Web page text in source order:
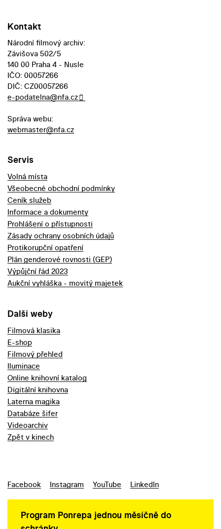
Kontakt
Národní filmový archiv:
Závišova 502/5
140 00 Praha 4 - Nusle
IČO: 00057266
DIČ: CZ00057266
e-podatelna@nfa.cz
Správa webu:
webmaster@nfa.cz
Servis
Volná místa
Všeobecné obchodní podmínky
Ceník služeb
Informace a dokumenty
Prohlášení o přístupnosti
Zásady ochrany osobních údajů
Protikorupční opatření
Plán genderové rovnosti (GEP)
Výpůjční řád 2023
Aukční vyhláška - movitý majetek
Další weby
Filmová klasika
E-shop
Filmový přehled
Iluminace
Online knihovní katalog
Digitální knihovna
Laterna magika
Databáze šifer
Videoarchiv
Zpět v kinech
Facebook Instagram YouTube LinkedIn
Program Ponrepa jednou měsíčně do